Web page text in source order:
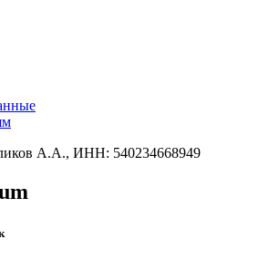
А.А., ИНН: 540234668949